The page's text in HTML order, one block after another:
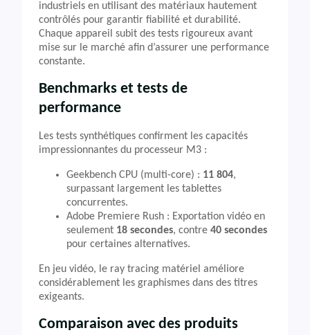
industriels en utilisant des matériaux hautement
contrôlés pour garantir fiabilité et durabilité.
Chaque appareil subit des tests rigoureux avant
mise sur le marché afin d’assurer une performance
constante.
Benchmarks et tests de
performance
Les tests synthétiques confirment les capacités
impressionnantes du processeur M3 :
Geekbench CPU (multi-core) : 11 804,
surpassant largement les tablettes
concurrentes.
Adobe Premiere Rush : Exportation vidéo en
seulement 18 secondes, contre 40 secondes
pour certaines alternatives.
En jeu vidéo, le ray tracing matériel améliore
considérablement les graphismes dans des titres
exigeants.
Comparaison avec des produits